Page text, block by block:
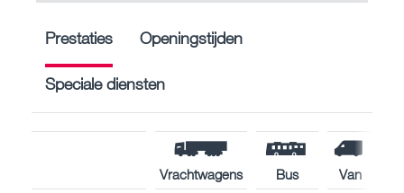
Prestaties Openingstijden
Speciale diensten
Vrachtwagens Bus
Van